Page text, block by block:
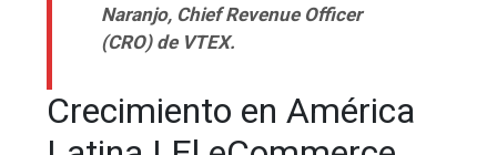
Naranjo, Chief Revenue Officer
(CRO) de VTEX.
Crecimiento en América